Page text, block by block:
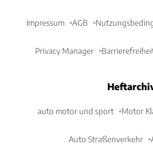
Impressum AGB
Privacy Manager
auto motor und sport Motor
Auto Straßenverkehr